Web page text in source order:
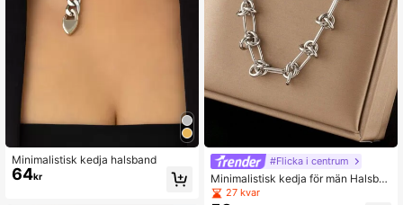
Minimalistisk kedja halsband
64kr
#Flicka i centrum
Minimalistisk kedja för män Halsba
nd 27 kvar